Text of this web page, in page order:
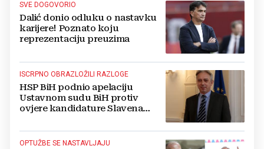
SVE DOGOVORIO
Dalić donio odluku o nastavku
karijere! Poznato koju
reprezentaciju preuzima
ISCRPNO OBRAZLOŽILI RAZLOGE
HSP BiH podnio apelaciju
Ustavnom sudu BiH protiv
ovjere kandidature Slavena
OPTUŽBE SE NASTAVLJAJU